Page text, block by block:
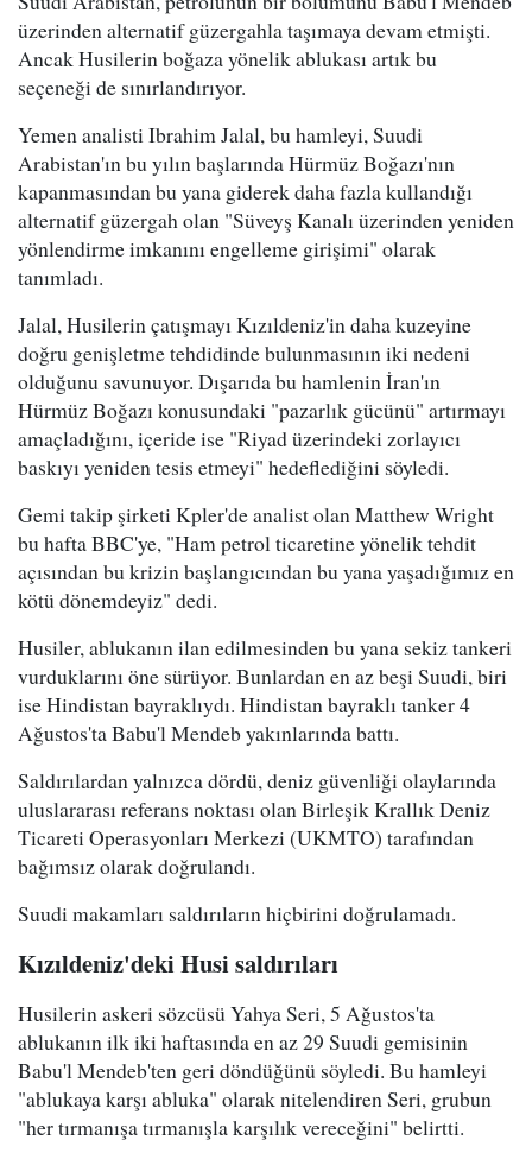
üzerinden alternatif güzergahla taşımaya devam etmişti.
Ancak Husilerin boğaza yönelik ablukası artık bu
seçeneği de sınırlandırıyor.
Yemen analisti Ibrahim Jalal, bu hamleyi, Suudi
Arabistan'ın bu yılın başlarında Hürmüz Boğazı'nın
kapanmasından bu yana giderek daha fazla kullandığı
alternatif güzergah olan "Süveyş Kanalı üzerinden yeniden
yönlendirme imkanını engelleme girişimi" olarak
tanımladı.
Jalal, Husilerin çatışmayı Kızıldeniz'in daha kuzeyine
doğru genişletme tehdidinde bulunmasının iki nedeni
olduğunu savunuyor. Dışarıda bu hamlenin İran'ın
Hürmüz Boğazı konusundaki "pazarlık gücünü" artırmayı
amaçladığını, içeride ise "Riyad üzerindeki zorlayıcı
baskıyı yeniden tesis etmeyi" hedeflediğini söyledi.
Gemi takip şirketi Kpler'de analist olan Matthew Wright
bu hafta BBC'ye, "Ham petrol ticaretine yönelik tehdit
açısından bu krizin başlangıcından bu yana yaşadığımız en
kötü dönemdeyiz" dedi.
Husiler, ablukanın ilan edilmesinden bu yana sekiz tankeri
vurduklarını öne sürüyor. Bunlardan en az beşi Suudi, biri
ise Hindistan bayraklıydı. Hindistan bayraklı tanker 4
Ağustos'ta Babu'l Mendeb yakınlarında battı.
Saldırılardan yalnızca dördü, deniz güvenliği olaylarında
uluslararası referans noktası olan Birleşik Krallık Deniz
Ticareti Operasyonları Merkezi (UKMTO) tarafından
bağımsız olarak doğrulandı.
Suudi makamları saldırıların hiçbirini doğrulamadı.
Kızıldeniz'deki Husi saldırıları
Husilerin askeri sözcüsü Yahya Seri, 5 Ağustos'ta
ablukanın ilk iki haftasında en az 29 Suudi gemisinin
Babu'l Mendeb'ten geri döndüğünü söyledi. Bu hamleyi
"ablukaya karşı abluka" olarak nitelendiren Seri, grubun
"her tırmanışa tırmanışla karşılık vereceğini" belirtti.